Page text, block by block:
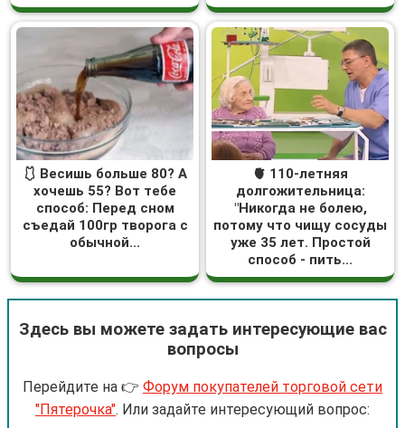
🩱 Весишь больше 80? А
хочешь 55? Вот тебе
способ: Перед сном
съедай 100гр творога с
обычной...
🫀 110-летняя
долгожительница:
"Никогда не болею,
потому что чищу сосуды
уже 35 лет. Простой
способ - пить...
Здесь вы можете задать интересующие вас
вопросы
Перейдите на 👉 Форум покупателей торговой сети
"Пятерочка". Или задайте интересующий вопрос: